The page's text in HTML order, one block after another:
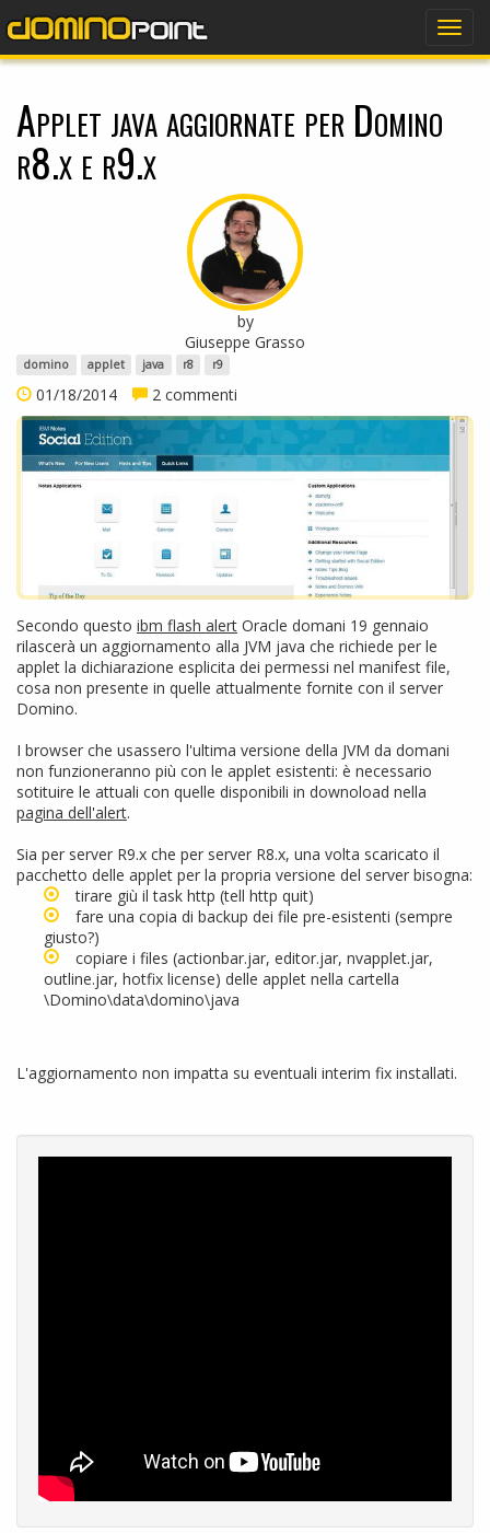
Applet java aggiornate per Domino
r8.x e r9.x
by
Giuseppe Grasso
domino applet java r8 r9
01/18/2014 2 commenti
Secondo questo ibm flash alert Oracle domani 19 gennaio
rilascerà un aggiornamento alla JVM java che richiede per le
applet la dichiarazione esplicita dei permessi nel manifest file,
cosa non presente in quelle attualmente fornite con il server
Domino.
I browser che usassero l'ultima versione della JVM da domani
non funzioneranno più con le applet esistenti: è necessario
sotituire le attuali con quelle disponibili in downoload nella
pagina dell'alert.
Sia per server R9.x che per server R8.x, una volta scaricato il
pacchetto delle applet per la propria versione del server bisogna:
tirare giù il task http (tell http quit)
fare una copia di backup dei file pre-esistenti (sempre
giusto?)
copiare i files (actionbar.jar, editor.jar, nvapplet.jar,
outline.jar, hotfix license) delle applet nella cartella
\Domino\data\domino\java
L'aggiornamento non impatta su eventuali interim fix installati.